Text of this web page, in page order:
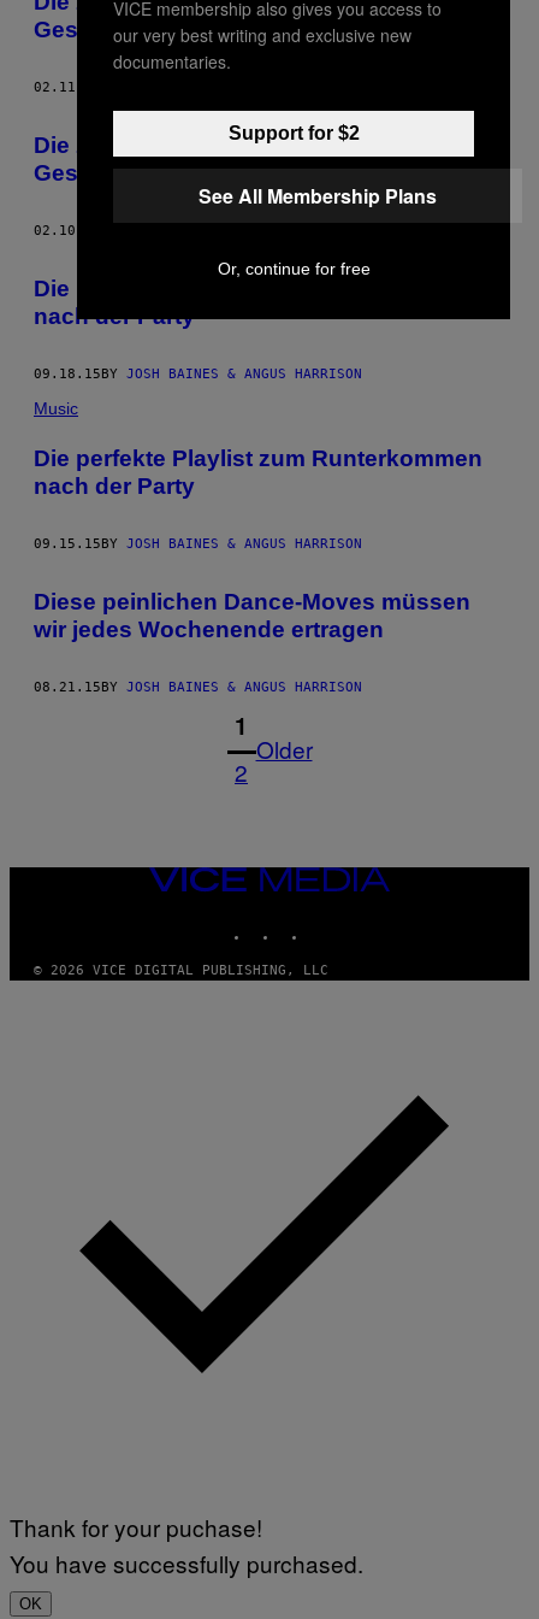
Geschichte der House-Musik
02.11.16
Die zehn besten Samples in der
Geschichte der House-Musik
02.10.16
Die perfekte Playlist zum Runterkommen
nach der Party
09.18.15BY JOSH BAINES & ANGUS HARRISON
Music
Die perfekte Playlist zum Runterkommen
nach der Party
09.15.15BY JOSH BAINES & ANGUS HARRISON
Diese peinlichen Dance-Moves müssen
wir jedes Wochenende ertragen
08.21.15BY JOSH BAINES & ANGUS HARRISON
1
2
Older
VICE
MEDIA
© 2026 VICE DIGITAL PUBLISHING, LLC
VICE membership also gives you access to
our very best writing and exclusive new
documentaries.
Support for $2
See All Membership Plans
Or, continue for free
Thank for your puchase!
You have successfully purchased.
OK